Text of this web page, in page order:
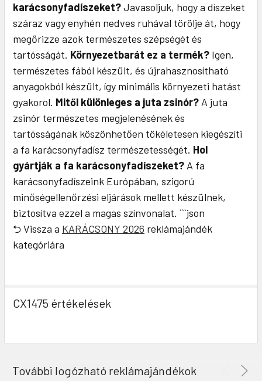
karácsonyfadíszeket?Javasoljuk, hogy a díszeket
száraz vagy enyhén nedves ruhával törölje át, hogy
megőrizze azok természetes szépségét és
tartósságát. Környezetbarát ez a termék? Igen,
természetes fából készült, és újrahasznosítható
anyagokból készült, így minimális környezeti hatást
gyakorol. Mitől különleges a juta zsinór?A juta
zsinór természetes megjelenésének és
tartósságának köszönhetően tökéletesen kiegészíti
a fa karácsonyfadísz természetességét. Hol
gyártják a fa karácsonyfadíszeket?A fa
karácsonyfadíszeink Európában, szigorú
minőségellenőrzési eljárások mellett készülnek,
biztosítva ezzel a magas színvonalat. ```json
⮌ Vissza a KARÁCSONY 2026 reklámajándék
kategóriára
CX1475 értékelések
További logózható reklámajándékok